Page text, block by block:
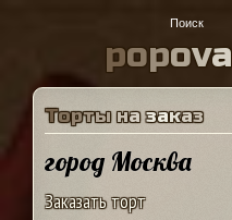
popova
Торты на заказ
город Москва
Заказать торт